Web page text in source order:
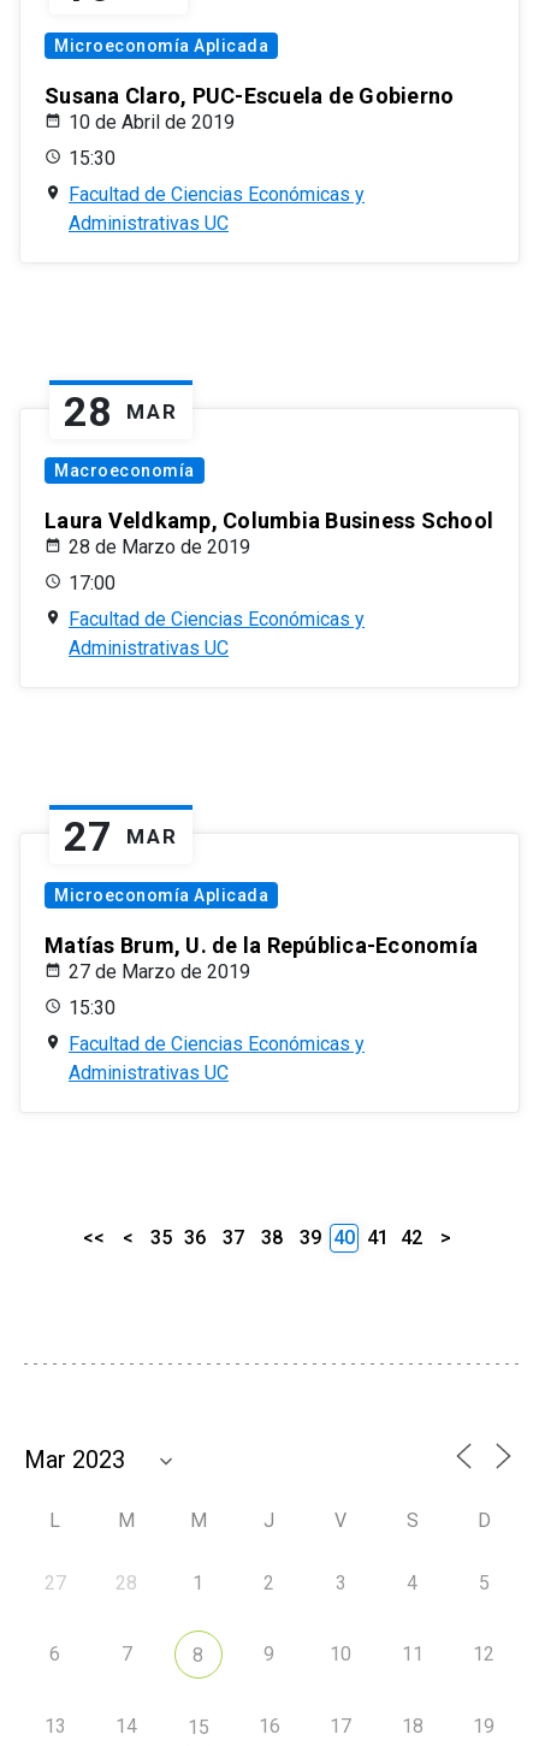
Microeconomía Aplicada
Susana Claro, PUC-Escuela de Gobierno
10 de Abril de 2019
15:30
Facultad de Ciencias Económicas y
Administrativas UC
28 MAR
Macroeconomía
Laura Veldkamp, Columbia Business School
28 de Marzo de 2019
17:00
Facultad de Ciencias Económicas y
Administrativas UC
27 MAR
Microeconomía Aplicada
Matías Brum, U. de la República-Economía
27 de Marzo de 2019
15:30
Facultad de Ciencias Económicas y
Administrativas UC
<< < 35 36 37 38 39 40 41 42 >
L M M J V S D
27 28 1 2 3 4 5
6 7 8 9 10 11 12
13 14 15 16 17 18 19